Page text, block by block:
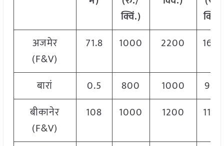
क्विं.)
क्विं
अजमेर
(F&V)
71.8 1000 2200
बारां 0.5 800 1000
900
बीकानेर
(F&V)
108 1000 1200 1100